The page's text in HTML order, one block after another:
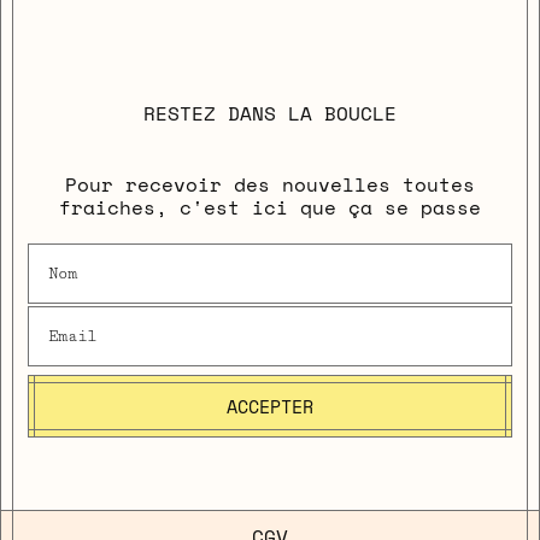
RESTEZ DANS LA BOUCLE
Pour recevoir des nouvelles toutes
fraiches, c'est ici que ça se passe
ACCEPTER